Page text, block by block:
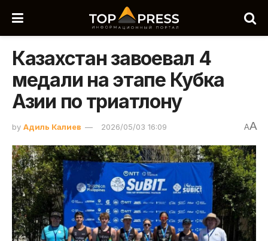
Казахстан завоевал 4
медали на этапе Кубка
Азии по триатлону
by Адиль Калиев 2026/05/03 16:09 AA